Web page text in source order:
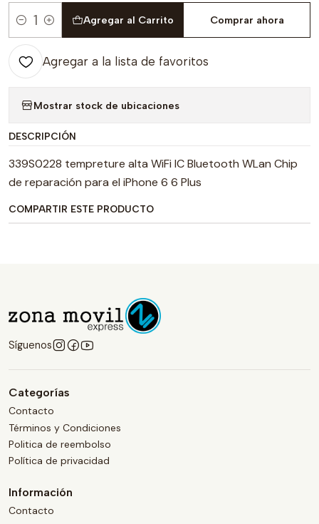
Cantidad
Agregar al Carrito Comprar ahora
Agregar a la lista de favoritos
Mostrar stock de ubicaciones
DESCRIPCIÓN
339S0228 tempreture alta WiFi IC Bluetooth WLan Chip
de reparación para el iPhone 6 6 Plus
COMPARTIR ESTE PRODUCTO
Síguenos
Categorías
Contacto
Términos y Condiciones
Politica de reembolso
Política de privacidad
Información
Contacto